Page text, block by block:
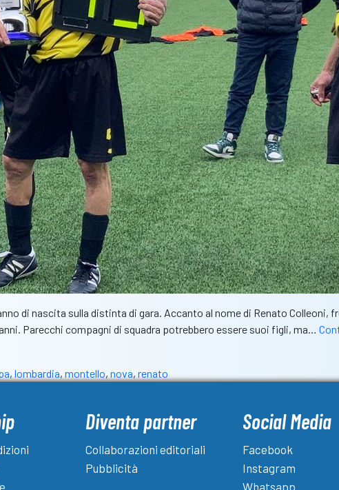
di nascita sulla distinta di gara. Accanto al nome di Renato Colleoni,
Parecchi compagni di squadra potrebbero essere suoi figli, ma…
, lombardia, montello, nova, renato
Diventa partner
Collaborazioni editoriali
Pubblicità
Social Media
Facebook
Instagram
Whatsapp